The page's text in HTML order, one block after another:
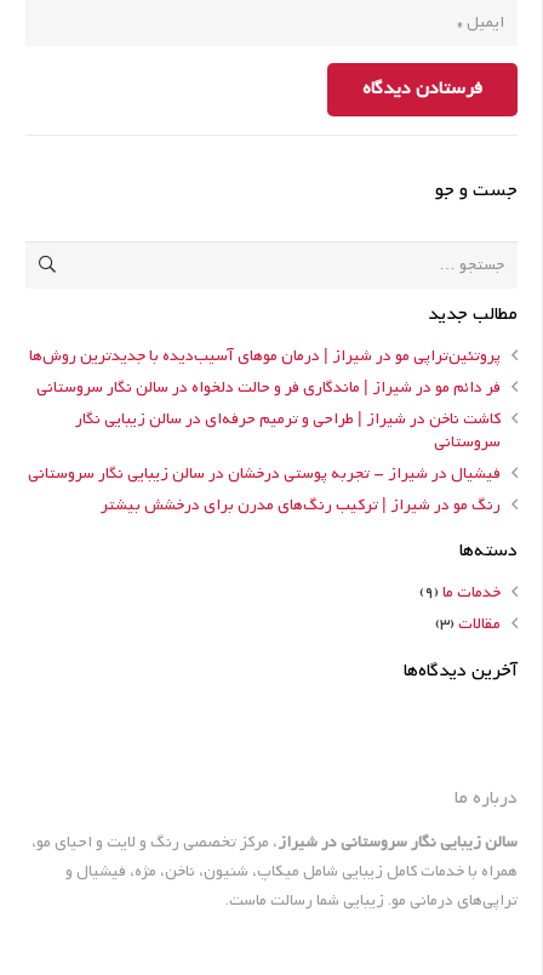
جست و جو
مطالب جدید
پروتئین‌تراپی مو در شیراز | درمان موهای آسیب‌دیده با جدیدترین روش‌ها
فر دائم مو در شیراز | ماندگاری فر و حالت دلخواه در سالن نگار سروستانی
کاشت ناخن در شیراز | طراحی و ترمیم حرفه‌ای در سالن زیبایی نگار
سروستانی
فیشیال در شیراز – تجربه پوستی درخشان در سالن زیبایی نگار سروستانی
رنگ مو در شیراز | ترکیب رنگ‌های مدرن برای درخشش بیشتر
دسته‌ها
خدمات ما(9)
مقالات(3)
آخرین دیدگاه‌ها
فرستادن دیدگاه
درباره ما
سالن زیبایی نگار سروستانی در شیراز، مرکز تخصصی رنگ و لایت و احیای مو،
همراه با خدمات کامل زیبایی شامل میکاپ، شنیون، ناخن، مژه، فیشیال و
تراپی‌های درمانی مو. زیبایی شما رسالت ماست.